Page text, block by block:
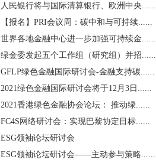
人民银行将与国际清算银行、欧洲中央......
【报名】PRI会议周：碳中和与可持续......
世界各地金融中心进一步加强可持续金......
绿金委发起五个工作组（研究组）并招......
GFLP绿色金融国际研讨会-金融支持碳......
2021绿色金融国际研讨会将于12月3日......
2021香港绿色金融协会论坛： 推动绿......
​FC4S网络研讨会：实现巴黎协定目标......
ESG领袖论坛研讨会
ESG领袖论坛研讨会——主动参与策略......